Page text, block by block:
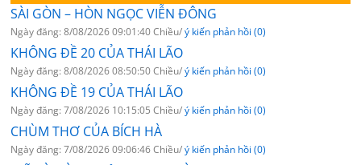
SÀI GÒN – HÒN NGỌC VIỄN ĐÔNG
Ngày đăng: 8/08/2026 09:01:40 Chiều/ý kiến phản hồi (0)
KHÔNG ĐỀ 20 CỦA THÁI LÃO
Ngày đăng: 8/08/2026 08:50:50 Chiều/ý kiến phản hồi (0)
KHÔNG ĐỀ 19 CỦA THÁI LÃO
Ngày đăng: 7/08/2026 10:15:05 Chiều/ý kiến phản hồi (0)
CHÙM THƠ CỦA BÍCH HÀ
Ngày đăng: 7/08/2026 09:06:46 Chiều/ý kiến phản hồi (0)